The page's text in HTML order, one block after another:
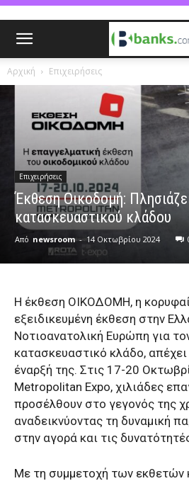
Αρχική Επιχειρήσεις
Επιχειρήσεις
Έκθεση Οικοδομή:
κατασκευαστικού κλάδου
Από newsroom - 14 Οκτωβρίου 2024
Η έκθεση ΟΙΚΟΔΟΜΗ, η
εξειδικευμένη έκθεση στην
Νοτιοανατολική Ευρώπη για
κατασκευαστικό κλάδο, απέχει
έναρξή της. Στις 17-20
Metropolitan Expo, χιλιάδες
προσέλθουν στο γεγονός της
αναδεικνύοντας τη δυναμική
στην αγορά και τις
Με τη συμμετοχή των εκθετών